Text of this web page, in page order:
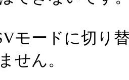
モードに切り
せん。